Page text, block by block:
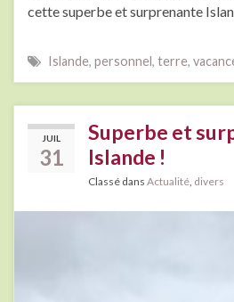
cette superbe et surprenante
Islande, personnel, terre,
JUIL
31
Superbe et
Islande !
Classé dans Actualité, divers